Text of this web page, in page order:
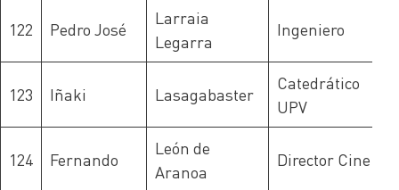
122 Pedro José
Larraia
Legarra
Ingeniero
123 Iñaki Lasagabaster
Catedrático
UPV
124 Fernando
León de
Aranoa
Director Cine